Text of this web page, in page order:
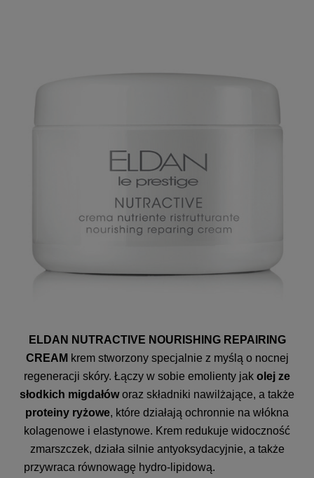
ELDAN NUTRACTIVE NOURISHING REPAIRING
CREAM krem stworzony specjalnie z myślą o nocnej
regeneracji skóry. Łączy w sobie emolienty jak olej ze
słodkich migdałóworaz składniki nawilżające, a także
proteiny ryżowe, które działają ochronnie na włókna
kolagenowe i elastynowe. Krem redukuje widoczność
zmarszczek, działa silnie antyoksydacyjnie, a także
przywraca równowagę hydro-lipidową.